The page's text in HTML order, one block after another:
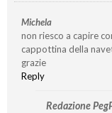
Michela
non riesco a capire
cappottina della
grazie
Reply
Redazione